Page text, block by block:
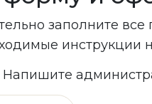
заполните
инструкции